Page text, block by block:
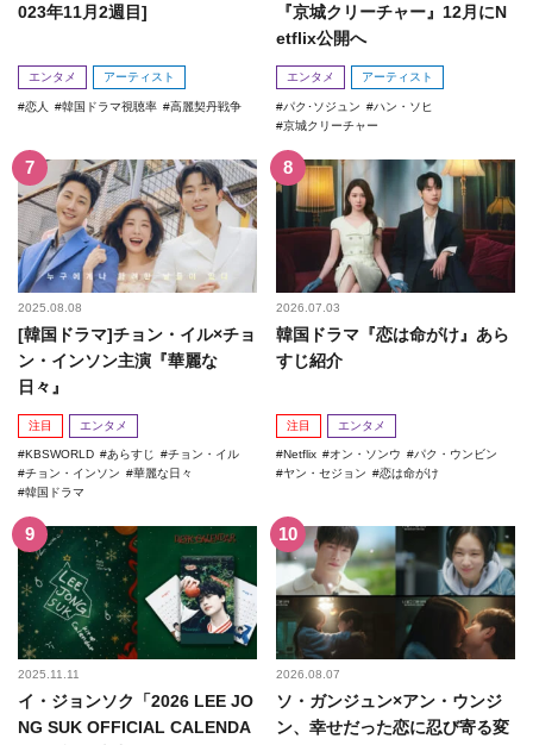
023年11月2週目]
エンタメ アーティスト
恋人 韓国ドラマ視聴率 高麗契丹戦争
『京城クリーチャー』12月にN
etflix公開へ
エンタメ アーティスト
パク･ソジュン
ハン・ソヒ
京城クリーチャー
2025.08.08
[韓国ドラマ]チョン・イル×チョ
ン・インソン主演『華麗な
日々』
注目 エンタメ
KBSWORLD あらすじ
チョン・イル
チョン・インソン
華麗な日々
韓国ドラマ
2026.07.03
韓国ドラマ『恋は命がけ』あら
すじ紹介
注目 エンタメ
Netflix オン・ソンウ
パク・ウンビン
ヤン・セジョン
恋は命がけ
2025.11.11
イ・ジョンソク「2026 LEE JO
NG SUK OFFICIAL CALENDA
2026.08.07
ソ・ガンジュン×アン・ウンジ
ン、幸せだった恋に忍び寄る変